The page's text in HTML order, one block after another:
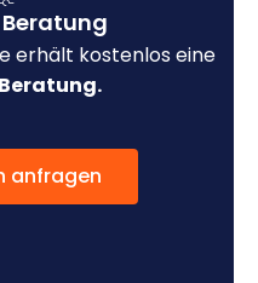
erhält kostenlos eine
anfragen